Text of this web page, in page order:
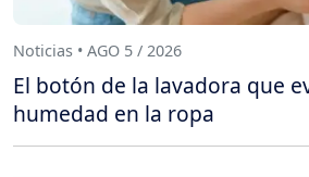
Noticias • AGO 5 / 2026
El botón de la lavadora que
humedad en la ropa